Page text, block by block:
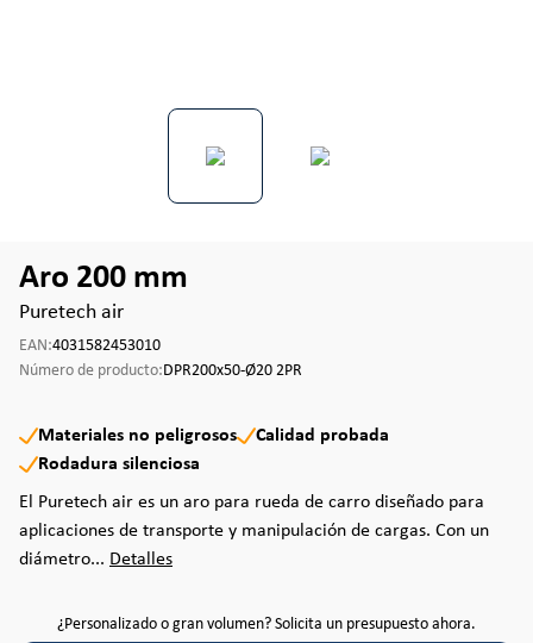
Aro 200 mm
Puretech air
EAN:4031582453010
Número de producto:DPR200x50-Ø20 2PR
Materiales no peligrosos
Calidad probada
Rodadura silenciosa
El Puretech air es un aro para rueda de carro diseñado para
aplicaciones de transporte y manipulación de cargas. Con un
diámetro... Detalles
¿Personalizado o gran volumen? Solicita un presupuesto ahora.